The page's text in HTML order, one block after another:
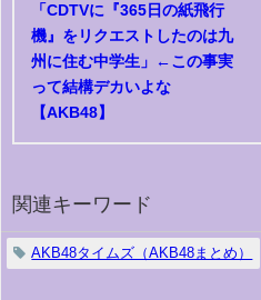
「CDTVに『365日の紙飛行
機』をリクエストしたのは九
州に住む中学生」←この事実
って結構デカいよな
【AKB48】
関連キーワード
AKB48タイムズ（AKB48まとめ）